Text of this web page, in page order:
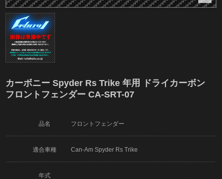
カーボニー Spyder Rs Trike 年用 ドライカーボン
フロントフェンダー CA-SRT-07
品名 フロントフェンダー
適合車種 Can-Am Spyder Rs Trike
年式